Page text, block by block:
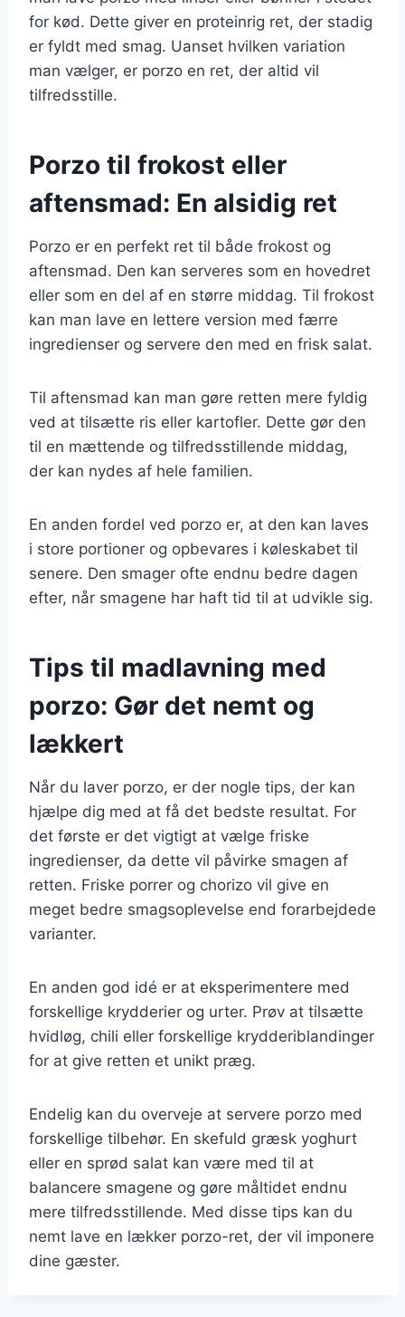
for kød. Dette giver en proteinrig ret, der stadig
er fyldt med smag. Uanset hvilken variation
man vælger, er porzo en ret, der altid vil
tilfredsstille.
Porzo til frokost eller
aftensmad: En alsidig ret
Porzo er en perfekt ret til både frokost og
aftensmad. Den kan serveres som en hovedret
eller som en del af en større middag. Til frokost
kan man lave en lettere version med færre
ingredienser og servere den med en frisk salat.
Til aftensmad kan man gøre retten mere fyldig
ved at tilsætte ris eller kartofler. Dette gør den
til en mættende og tilfredsstillende middag,
der kan nydes af hele familien.
En anden fordel ved porzo er, at den kan laves
i store portioner og opbevares i køleskabet til
senere. Den smager ofte endnu bedre dagen
efter, når smagene har haft tid til at udvikle sig.
Tips til madlavning med
porzo: Gør det nemt og
lækkert
Når du laver porzo, er der nogle tips, der kan
hjælpe dig med at få det bedste resultat. For
det første er det vigtigt at vælge friske
ingredienser, da dette vil påvirke smagen af
retten. Friske porrer og chorizo vil give en
meget bedre smagsoplevelse end forarbejdede
varianter.
En anden god idé er at eksperimentere med
forskellige krydderier og urter. Prøv at tilsætte
hvidløg, chili eller forskellige krydderiblandinger
for at give retten et unikt præg.
Endelig kan du overveje at servere porzo med
forskellige tilbehør. En skefuld græsk yoghurt
eller en sprød salat kan være med til at
balancere smagene og gøre måltidet endnu
mere tilfredsstillende. Med disse tips kan du
nemt lave en lækker porzo-ret, der vil imponere
dine gæster.